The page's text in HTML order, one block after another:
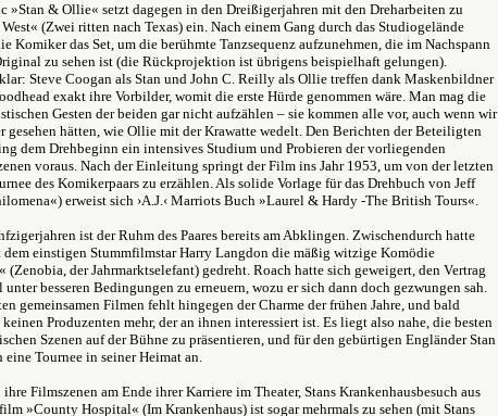
»Stan & Ollie« setzt dagegen in den Dreißigerjahren mit den Dreharbeiten zu
(Zwei ritten nach Texas) ein. Nach einem Gang durch das Studiogelände
Komiker das Set, um die berühmte Tanzsequenz aufzunehmen, die im Nachspann
zu sehen ist (die Rückprojektion ist übrigens beispielhaft gelungen).
Steve Coogan als Stan und John C. Reilly als Ollie treffen dank Maskenbildner
exakt ihre Vorbilder, womit die erste Hürde genommen wäre. Man mag die
Gesten der beiden gar nicht aufzählen – sie kommen alle vor, auch wenn wir
gesehen hätten, wie Ollie mit der Krawatte wedelt. Den Berichten der Beteiligten
dem Drehbeginn ein intensives Studium und Probieren der vorliegenden
voraus. Nach der Einleitung springt der Film ins Jahr 1953, um von der letzten
des Komikerpaars zu erzählen. Als solide Vorlage für das Drehbuch von Jeff
erweist sich ›A.J.‹ Marriots Buch »Laurel & Hardy -The British Tours«.
ist der Ruhm des Paares bereits am Abklingen. Zwischendurch hatte
dem einstigen Stummfilmstar Harry Langdon die mäßig witzige Komödie
(Zenobia, der Jahrmarktselefant) gedreht. Roach hatte sich geweigert, den Vertrag
besseren Bedingungen zu erneuern, wozu er sich dann doch gezwungen sah.
gemeinsamen Filmen fehlt hingegen der Charme der frühen Jahre, und bald
Produzenten mehr, der an ihnen interessiert ist. Es liegt also nahe, die besten
Szenen auf der Bühne zu präsentieren, und für den gebürtigen Engländer Stan
eine Tournee in seiner Heimat an.
ihre Filmszenen am Ende ihrer Karriere im Theater, Stans Krankenhausbesuch aus
»County Hospital« (Im Krankenhaus) ist sogar mehrmals zu sehen (mit Stans